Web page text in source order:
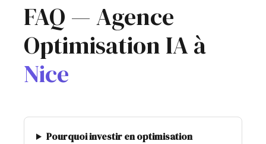
FAQ — Agence
Optimisation IA à
Nice
Pourquoi investir en optimisation